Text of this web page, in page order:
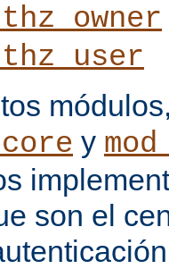
y
son el